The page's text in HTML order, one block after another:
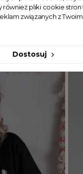
Hey Darling
T-
pliki cookie stron
związanych z
Dostosuj